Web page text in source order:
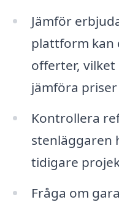
Jämför
plattform kan
offerter,
jämföra
Kontrollera
stenläggaren
tidigare
Fråga om